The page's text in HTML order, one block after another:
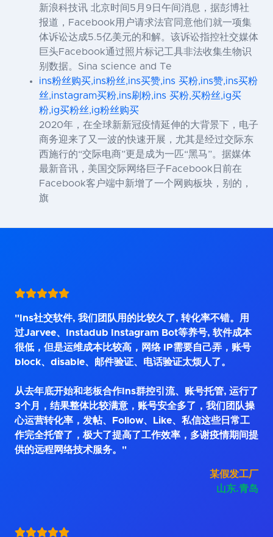
新浪科技讯 北京时间5月9日午间消息，据彭博社
报道，Facebook用户请求法官同意他们就一项集
体诉讼达成5.5亿美元的和解。该诉讼指控社交媒体
巨头Facebook通过照片标记工具非法收集生物识
别数据。Sina science and Te
ins粉丝购买,ins粉丝,ins买赞,ins 买粉,ins赞,ins买粉
丝,instagram买粉,ins刷粉,ins 买粉,买粉丝,ig买
粉,ig买粉丝,ig粉丝购买
2020年，在全球新新冠疫情延伸的大背景下，电子
商务迎来了又一波的快速开展，尤其是经过交际东
西施行的“交际电商”更是成为一匹“黑马”。据媒体
最新音讯，美国交际网络巨子Facebook日前在
Facebook客户端中新增了一个网购板块，别的，
旗
"Ins社交软件, 我们团队用的比较久了, 转化率不错。用
过Jarvee、Instadub Instagram Bot等养号, 软件成本
很低，但是运维成本比较高，网络 IP需要自己弄，账号
block、disable、邮件验证、电话验证太烦人了。
从去年底开始和老板合作Ins群控引流、账号托管, 运行了
3个月，结果整体比较满意，账号安全多了，我们团队操
心运营转化率，发帖、Follow、Like、私信这些日常工
作完全托管了，极大了提高了工作效率，多谢疫情期间提
供的远程网络技术服务。"
某假发工厂
山东.青岛